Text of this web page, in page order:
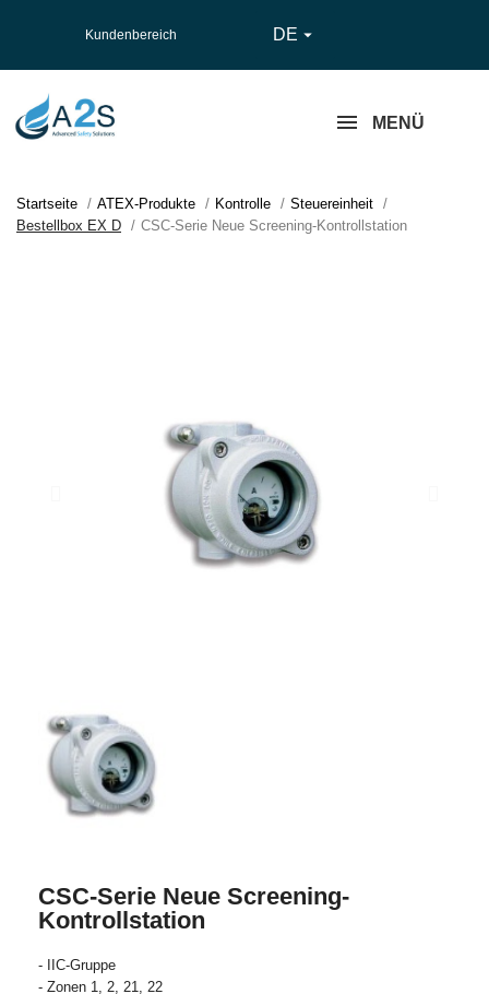
Kundenbereich DE 
MENÜ
Startseite ATEX-Produkte Kontrolle
Steuereinheit
Bestellbox EX D
CSC-Serie Neue Screening-Kontrollstation
CSC-Serie Neue Screening-
Kontrollstation
- IIC-Gruppe
- Zonen 1, 2, 21, 22